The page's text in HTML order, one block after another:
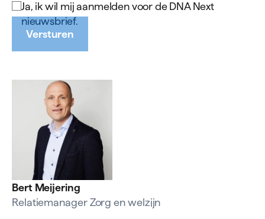
Ja, ik wil mij aanmelden voor de DNA Next
nieuwsbrief.
Versturen
Bert Meijering
Relatiemanager Zorg en welzijn